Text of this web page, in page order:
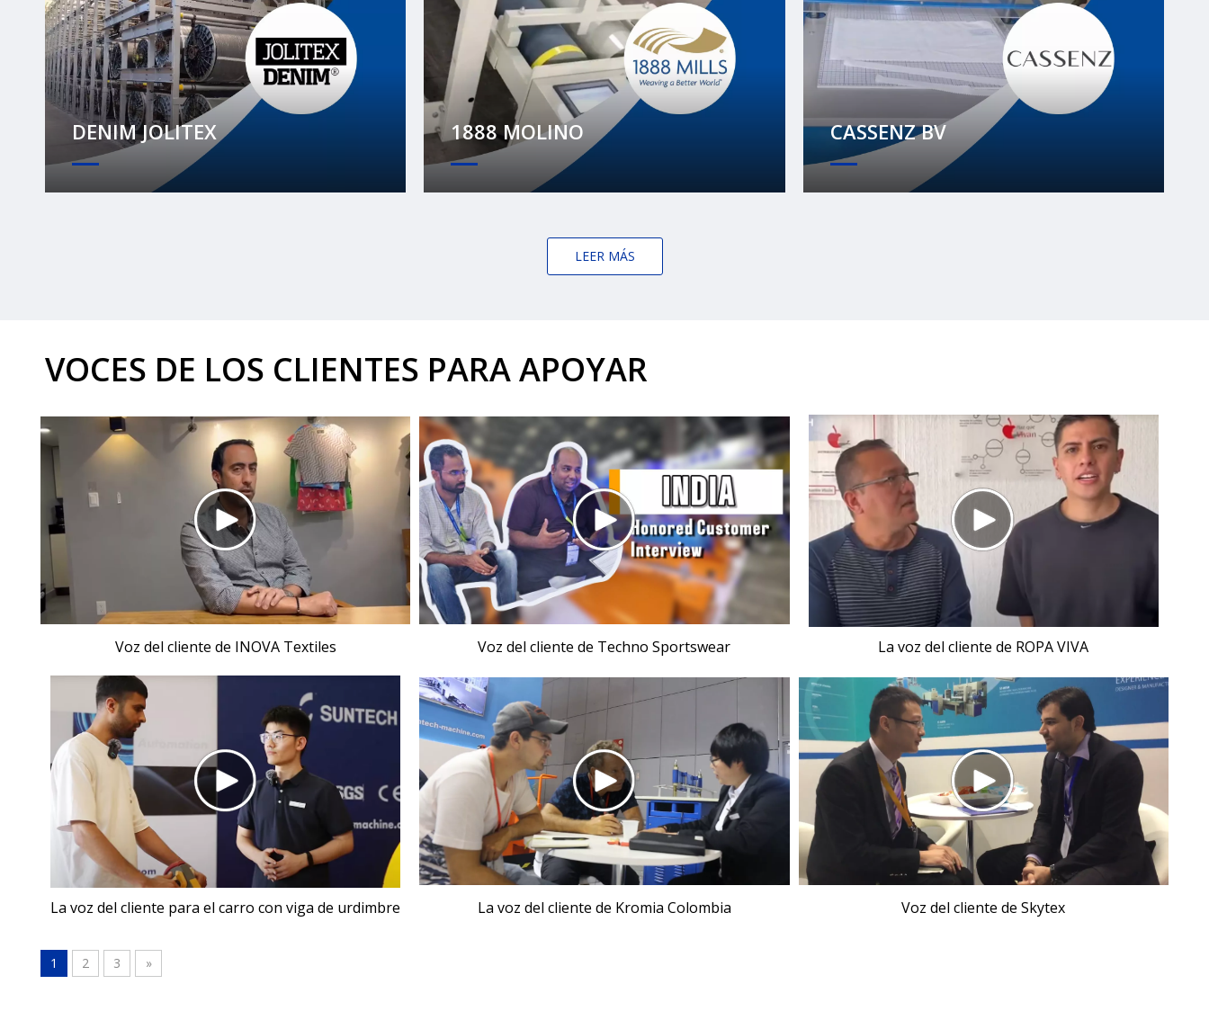
DENIM JOLITEX 1888 MOLINO CASSENZ BV
LEER MÁS
VOCES DE LOS CLIENTES PARA APOYAR
Voz del cliente de INOVA Textiles Voz del cliente de Techno Sportswear La voz del cliente de ROPA VIVA
La voz del cliente para el carro con viga de urdimbre La voz del cliente de Kromia Colombia Voz del cliente de Skytex
1 2 3 »